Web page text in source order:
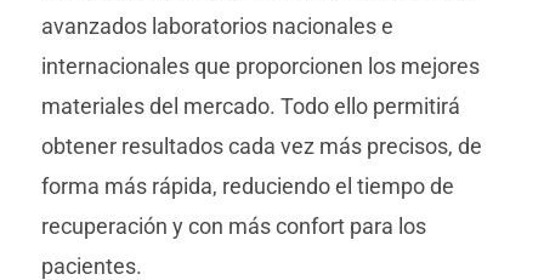
avanzados laboratorios nacionales e
internacionales que proporcionen los mejores
materiales del mercado. Todo ello permitirá
obtener resultados cada vez más precisos, de
forma más rápida, reduciendo el tiempo de
recuperación y con más confort para los
pacientes.